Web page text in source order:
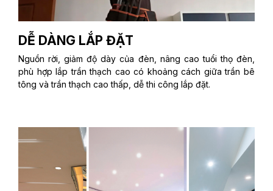
DỄ DÀNG LẮP ĐẶT
Nguồn rời, giảm độ dày của đèn, nâng cao tuổi thọ đèn,
phù hợp lắp trần thạch cao có khoảng cách giữa trần bê
tông và trần thạch cao thấp, dễ thi công lắp đặt.